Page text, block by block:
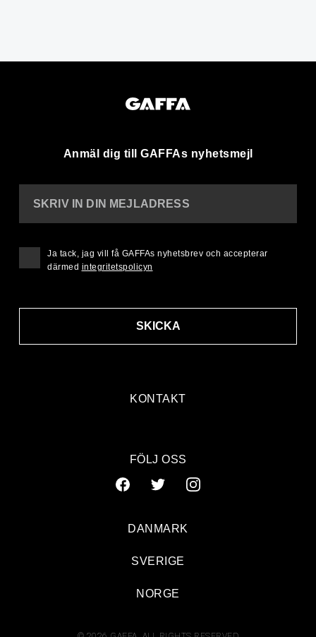
Anmäl dig till GAFFAs nyhetsmejl
KONTAKT
SKRIV IN DIN MEJLADRESS
SKICKA
Ja tack, jag vill få GAFFAs nyhetsbrev och accepterar
därmed integritetspolicyn
FÖLJ OSS
DANMARK
SVERIGE
NORGE